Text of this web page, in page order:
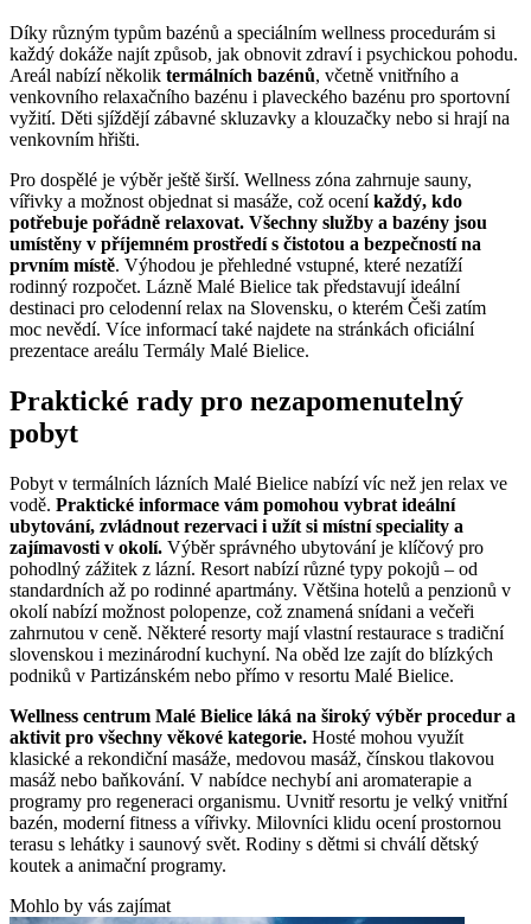
Díky různým typům bazénů a speciálním wellness procedurám si
každý dokáže najít způsob, jak obnovit zdraví i psychickou pohodu.
Areál nabízí několik termálních bazénů, včetně vnitřního a
venkovního relaxačního bazénu i plaveckého bazénu pro sportovní
vyžití. Děti sjíždějí zábavné skluzavky a klouzačky nebo si hrají na
venkovním hřišti.
Pro dospělé je výběr ještě širší. Wellness zóna zahrnuje sauny,
vířivky a možnost objednat si masáže, což ocení každý, kdo
potřebuje pořádně relaxovat. Všechny služby a bazény jsou
umístěny v příjemném prostředí s čistotou a bezpečností na
prvním místě. Výhodou je přehledné vstupné, které nezatíží
rodinný rozpočet. Lázně Malé Bielice tak představují ideální
destinaci pro celodenní relax na Slovensku, o kterém Češi zatím
moc nevědí. Více informací také najdete na stránkách oficiální
prezentace areálu Termály Malé Bielice.
Praktické rady pro nezapomenutelný
pobyt
Pobyt v termálních lázních Malé Bielice nabízí víc než jen relax ve
vodě. Praktické informace vám pomohou vybrat ideální
ubytování, zvládnout rezervaci i užít si místní speciality a
zajímavosti v okolí. Výběr správného ubytování je klíčový pro
pohodlný zážitek z lázní. Resort nabízí různé typy pokojů – od
standardních až po rodinné apartmány. Většina hotelů a penzionů v
okolí nabízí možnost polopenze, což znamená snídani a večeři
zahrnutou v ceně. Některé resorty mají vlastní restaurace s tradiční
slovenskou i mezinárodní kuchyní. Na oběd lze zajít do blízkých
podniků v Partizánském nebo přímo v resortu Malé Bielice.
Wellness centrum Malé Bielice láká na široký výběr procedur a
aktivit pro všechny věkové kategorie. Hosté mohou využít
klasické a rekondiční masáže, medovou masáž, čínskou tlakovou
masáž nebo baňkování. V nabídce nechybí ani aromaterapie a
programy pro regeneraci organismu. Uvnitř resortu je velký vnitřní
bazén, moderní fitness a vířivky. Milovníci klidu ocení prostornou
terasu s lehátky i saunový svět. Rodiny s dětmi si chválí dětský
koutek a animační programy.
Mohlo by vás zajímat